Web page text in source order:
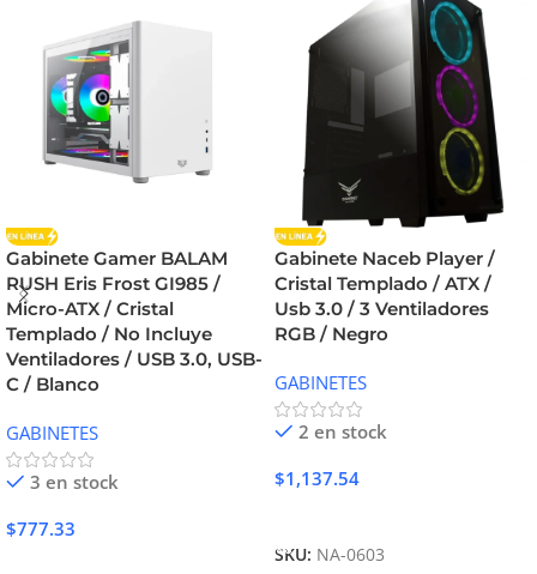
Gabinete Gamer BALAM
RUSH Eris Frost GI985 /
Micro-ATX / Cristal
Templado / No Incluye
Ventiladores / USB 3.0, USB-
C / Blanco
GABINETES
3 en stock
$777.33
Gabinete Naceb Player /
Cristal Templado / ATX /
Usb 3.0 / 3 Ventiladores
RGB / Negro
GABINETES
2 en stock
$1,137.54
SKU: NA-0603